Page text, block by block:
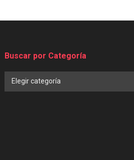
Buscar por Categoría
Buscar
Elegir categoría